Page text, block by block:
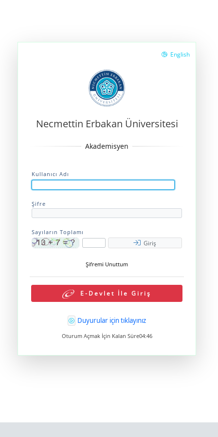
English
Necmettin Erbakan Üniversitesi
Kullanıcı Adı
Şifre
Sayıların Toplamı
Giriş
Şifremi Unuttum
E-Devlet İle Giriş
Duyurular için tıklayınız
Oturum Açmak İçin Kalan Süre04:46